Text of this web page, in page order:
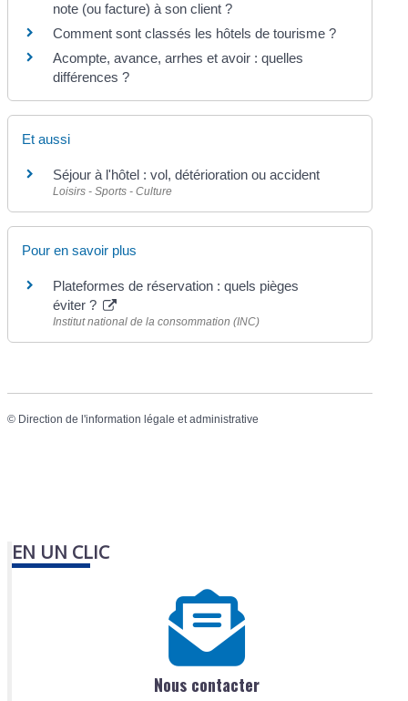
note (ou facture) à son client ?
Comment sont classés les hôtels de tourisme ?
Acompte, avance, arrhes et avoir : quelles
différences ?
Et aussi
Séjour à l'hôtel : vol, détérioration ou accident
Loisirs - Sports - Culture
Pour en savoir plus
Plateformes de réservation : quels pièges
éviter ?
Institut national de la consommation (INC)
© Direction de l'information légale et administrative
EN UN CLIC
Nous contacter